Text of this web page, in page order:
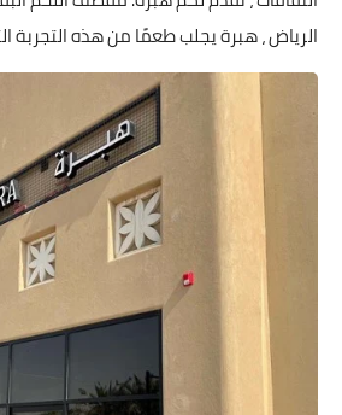
الرياض ، هبرة يجلب طعمًا من هذه التجربة